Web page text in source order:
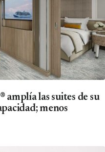
amplía las suites de su
menos